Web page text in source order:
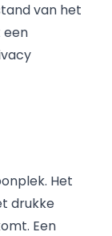
van het
een
Het
drukke
Een